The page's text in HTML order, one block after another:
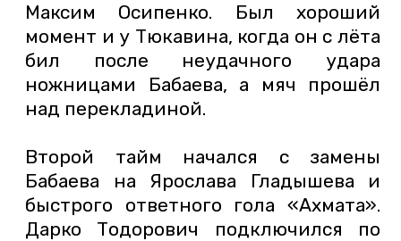
Максим Осипенко. Был хороший
момент и у Тюкавина, когда он с лёта
бил после неудачного удара
ножницами Бабаева, а мяч прошёл
над перекладиной.
Второй тайм начался с замены
Бабаева на Ярослава Гладышева и
быстрого ответного гола «Ахмата».
Дарко Тодорович подключился по